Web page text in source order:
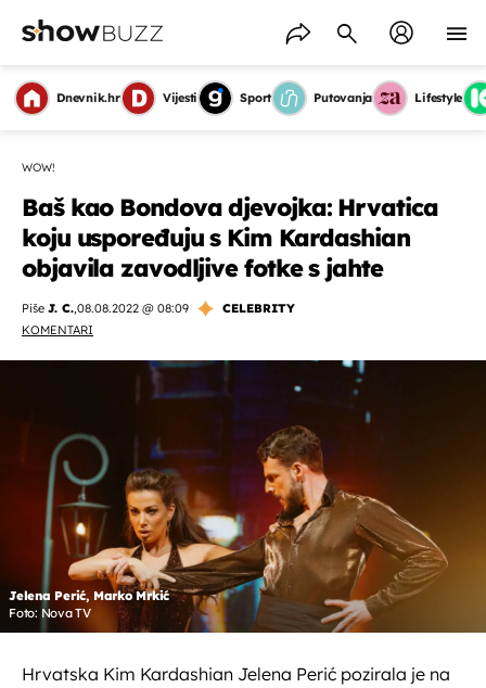
Dnevnik.hr Vijesti Sport Putovanja Lifestyle
WOW!
Baš kao Bondova djevojka: Hrvatica
koju uspoređuju s Kim Kardashian
objavila zavodljive fotke s jahte
Piše J. C.,08.08.2022 @ 08:09
CELEBRITY
KOMENTARI
Jelena Perić, Marko Mrkić
Foto: Nova TV
Hrvatska Kim Kardashian Jelena Perić pozirala je na
OMOGUĆI OBAVIJESTI